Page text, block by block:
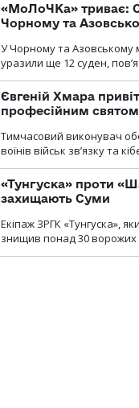
«МоЛоЧКа» триває:
Чорному та
У Чорному та Азовському
уразили ще 12 суден,
Євгеній Хмара
професійним святом
Тимчасовий виконувач
воїнів військ зв’язку та
«Тунгуска» проти
захищають Суми
Екіпаж ЗРГК «Тунгуска»,
знищив понад 30 ворожих